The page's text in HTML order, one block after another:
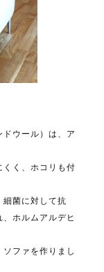
ウール）は、ア
くく、ホコリも付
細菌に対して抗
ホルムアルデヒ
ファを作りまし